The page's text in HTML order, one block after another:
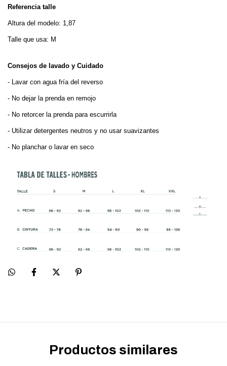
Referencia talle
Altura del modelo: 1,87
Talle que usa: M
Consejos de lavado y Cuidado
- Lavar con agua fría del reverso
- No dejar la prenda en remojo
- No retorcer la prenda para escurrirla
- Utilizar detergentes neutros y no usar suavizantes
- No planchar o lavar en seco
Productos similares